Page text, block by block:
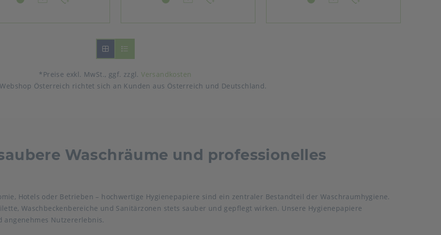
*Preise exkl. MwSt., ggf. zzgl.Versandkosten
Österreich richtet sich an Kunden aus Österreich und Deutschland.
Waschräume und professionelles
Hotels oder Betrieben – hochwertige Hygienepapiere sind ein zentraler Bestandteil der Waschraumhygiene.
Waschbeckenbereiche und Sanitärzonen stets sauber und gepflegt wirken. Unsere Hygienepapiere
Nutzererlebnis.